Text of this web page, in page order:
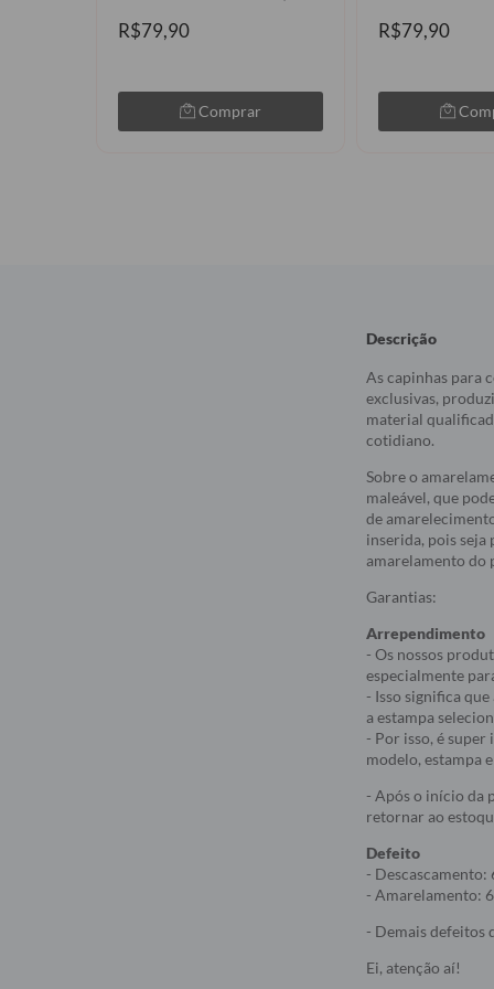
R$79,90
Comprar
R$79,90
Descrição
As capinhas para
exclusivas,
material
cotidiano.
Sobre o
maleável, que
de
inserida, pois seja
amarelamento do
Garantias:
Arrependimento
- Os nossos
especialmente
- Isso significa
a estampa
- Por isso, é
modelo, estampa
- Após o início da
retornar ao
Defeito
- Descascamento:
- Amarelamento:
- Demais defeitos
Ei, atenção aí!